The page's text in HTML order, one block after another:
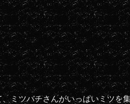
ミツバチさんがいっぱいミツ